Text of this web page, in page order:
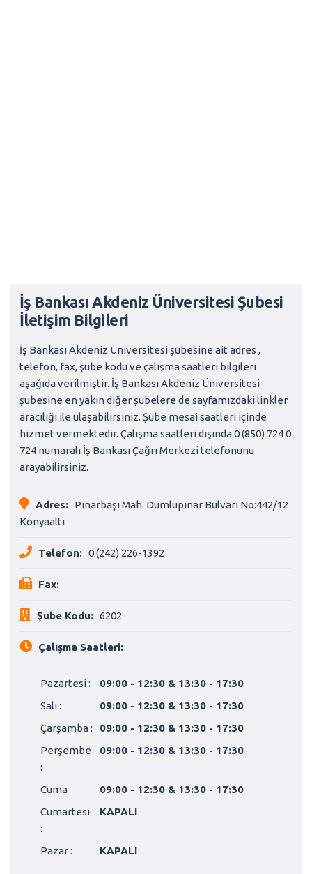
İş Bankası Akdeniz Üniversitesi Şubesi
İletişim Bilgileri
İş Bankası Akdeniz Üniversitesi şubesine ait adres ,
telefon, fax, şube kodu ve çalışma saatleri bilgileri
aşağıda verilmiştir. İş Bankası Akdeniz Üniversitesi
şubesine en yakın diğer şubelere de sayfamızdaki linkler
aracılığı ile ulaşabilirsiniz. Şube mesai saatleri içinde
hizmet vermektedir. Çalışma saatleri dışında 0 (850) 724 0
724 numaralı İş Bankası Çağrı Merkezi telefonunu
arayabilirsiniz.
Adres:
Pınarbaşı Mah. Dumlupınar Bulvarı No:442/12
Konyaaltı
Telefon: 0 (242) 226-1392
Fax:
Şube Kodu: 6202
Çalışma Saatleri:
Pazartesi :
09:00 - 12:30 & 13:30 - 17:30
Salı :
09:00 - 12:30 & 13:30 - 17:30
Çarşamba :
09:00 - 12:30 & 13:30 - 17:30
Perşembe
:
09:00 - 12:30 & 13:30 - 17:30
Cuma
09:00 - 12:30 & 13:30 - 17:30
Cumartesi
:
KAPALI
Pazar : KAPALI